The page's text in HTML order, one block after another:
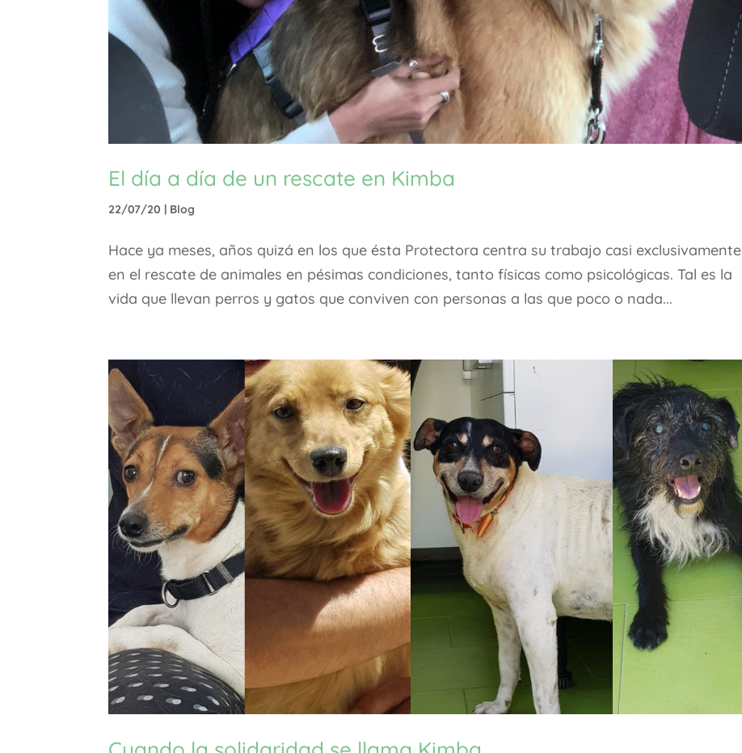
El día a día de un rescate en Kimba
22/07/20 | Blog
Hace ya meses, años quizá en los que ésta Protectora centra su trabajo casi exclusivamente
en el rescate de animales en pésimas condiciones, tanto físicas como psicológicas. Tal es la
vida que llevan perros y gatos que conviven con personas a las que poco o nada...